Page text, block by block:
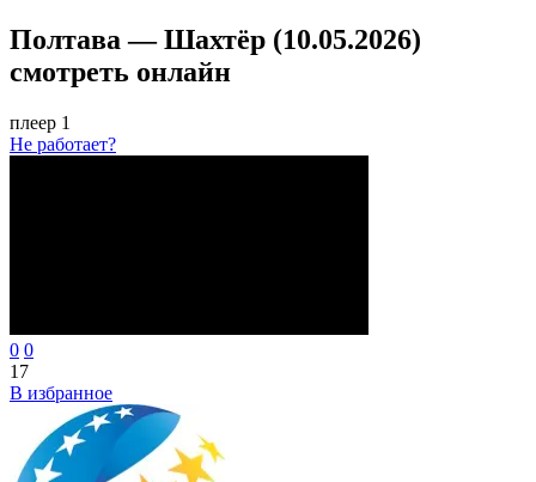
Полтава — Шахтёр (10.05.2026)
смотреть онлайн
плеер 1
Не работает?
0 0
17
В избранное